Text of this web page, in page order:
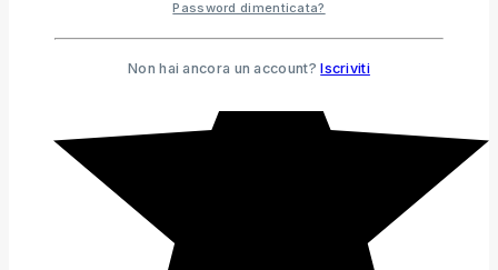
Password dimenticata?
Non hai ancora un account?Iscriviti